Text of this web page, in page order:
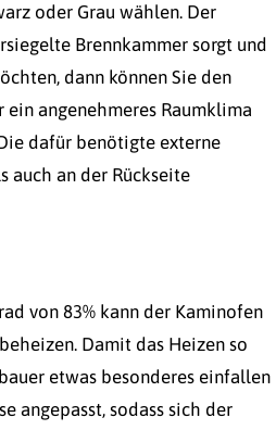
oder Grau wählen. Der
Brennkammer sorgt und
dann können Sie den
angenehmeres Raumklima
dafür benötigte externe
auch an der Rückseite
von 83% kann der Kaminofen
Damit das Heizen so
etwas besonderes einfallen
angepasst, sodass sich der